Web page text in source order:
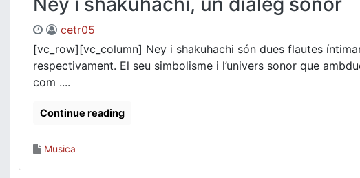
cetr05
[vc_row][vc_column] Ney i shakuhachi són dues flautes
respectivament. El seu simbolisme i l’univers sonor que
com ....
Continue reading
Musica